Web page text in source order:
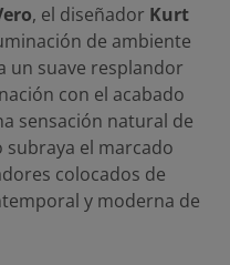
, el diseñador Kurt
de ambiente
un suave resplandor
con el acabado
sensación natural de
subraya el marcado
colocados de
y moderna de